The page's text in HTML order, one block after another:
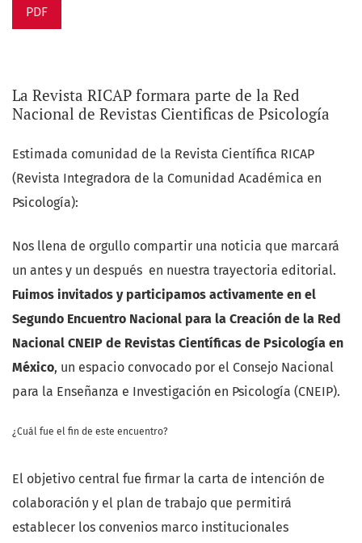
de la Unidad Académica Multidisciplinaria Campus
generación de conocimiento reflexivo, crítico y de
impacto social, que responda a las complejidades del
humanista e integradora, principio rector que comparte
con la línea editorial de RICAP.
multidisciplinaria y el enfoque en capacidades
promovidos por el MHIC y, en lugar de romper con la
línea de RICAP, la expande y consolida al organizar sus
contribuciones en tres secciones que dialogan
directamente con la psicología y sus intersecciones:
1. Artículos empíricos o de investigación.Incluye
educación, tecnología y procesos educativos, como el
estudiantes de Ciencias de la Educación y un estudio
exploratorio sobre mundos virtuales (OpemSim) para el
PDF
Avisos
La Revista RICAP formara parte de la Red
Nacional de Revistas Cientificas de Psicología
Estimada comunidad de la Revista Científica RICAP
(Revista Integradora de la Comunidad Académica en
Psicología):
Nos llena de orgullo compartir una noticia que marcará
un antes y un después en nuestra trayectoria editorial.
Fuimos invitados y participamos activamente en el
Segundo Encuentro Nacional para la Creación de la Red
Nacional CNEIP de Revistas Científicas de Psicología en
México, un espacio convocado por el Consejo Nacional
para la Enseñanza e Investigación en Psicología (CNEIP).
¿Cuál fue el fin de este encuentro?
El objetivo central fue firmar la carta de intención de
colaboración y el plan de trabajo que permitirá
establecer los convenios marco institucionales